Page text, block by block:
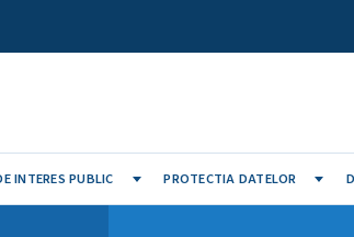
INTERES PUBLIC PROTECTIA DATELOR